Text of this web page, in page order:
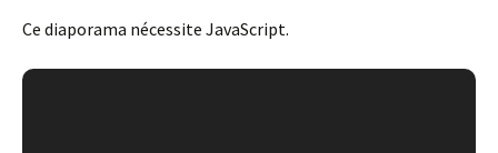
Ce diaporama nécessite JavaScript.